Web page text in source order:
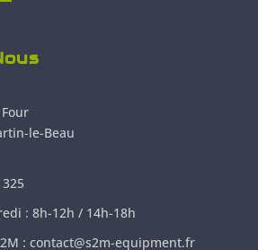
le-Beau
325
: 8h-12h / 14h-18h
: contact@s2m-equipment.fr